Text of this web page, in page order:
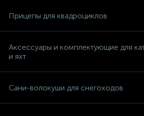
Прицепы для квадроциклов
Аксессуары и комплектующие для
и яхт
Сани-волокуши для снегоходов